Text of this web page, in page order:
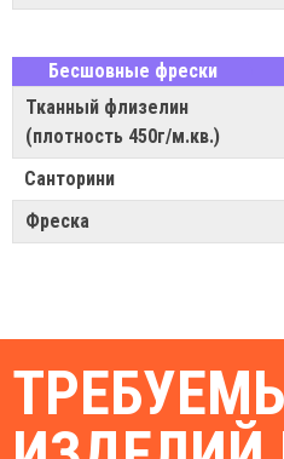
Бесшовные фрески
Тканный флизелин
(плотность 450г/м.кв.)
Санторини
Фреска